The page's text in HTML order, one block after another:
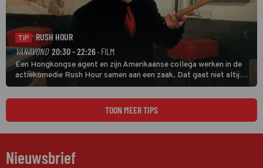
TIP
RUSH HOUR
VANAVOND 20:30 - 22:26 · FILM
Een Hongkongse agent en zijn Amerikaanse collega werken in de
actiekomedie Rush Hour samen aan een zaak. Dat gaat niet altijd
van een leien dakje.
TOON MEER TIPS
Nieuwsbrief